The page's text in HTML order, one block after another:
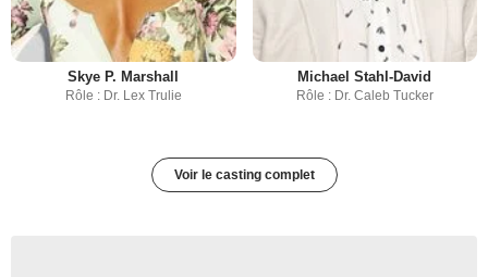
Skye P. Marshall
Rôle : Dr. Lex Trulie
Michael Stahl-David
Rôle : Dr. Caleb Tucker
Voir le casting complet